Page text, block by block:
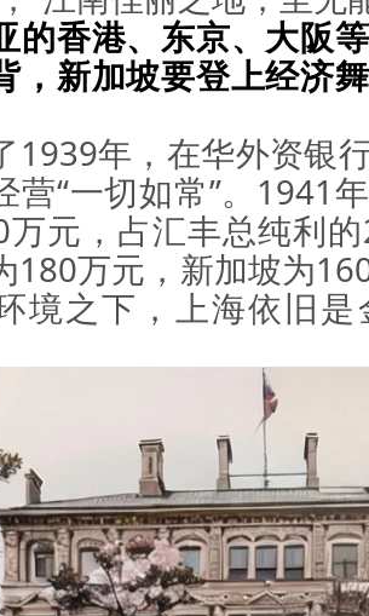
的香港、东京、大阪
，新加坡要登上经济
1939年，在华外资银
营“一切如常”。1941
万元，占汇丰总纯利
180万元，新加坡为
境之下，上海依旧